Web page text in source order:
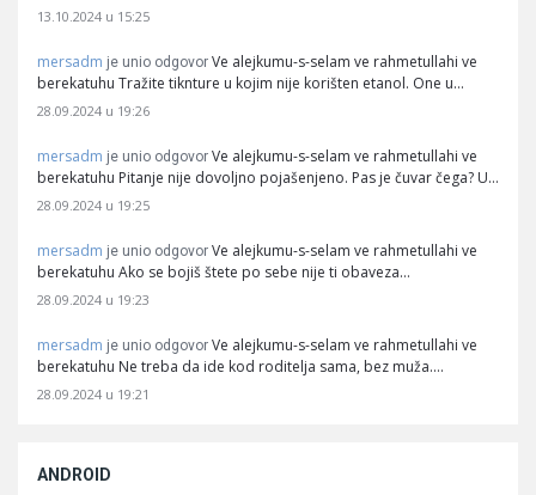
13.10.2024 u 15:25
mersadm je unio odgovor Ve alejkumu-s-selam ve rahmetullahi ve
berekatuhu Tražite tiknture u kojim nije korišten etanol. One u…
28.09.2024 u 19:26
mersadm je unio odgovor Ve alejkumu-s-selam ve rahmetullahi ve
berekatuhu Pitanje nije dovoljno pojašenjeno. Pas je čuvar čega? U…
28.09.2024 u 19:25
mersadm je unio odgovor Ve alejkumu-s-selam ve rahmetullahi ve
berekatuhu Ako se bojiš štete po sebe nije ti obaveza…
28.09.2024 u 19:23
mersadm je unio odgovor Ve alejkumu-s-selam ve rahmetullahi ve
berekatuhu Ne treba da ide kod roditelja sama, bez muža.…
28.09.2024 u 19:21
ANDROID